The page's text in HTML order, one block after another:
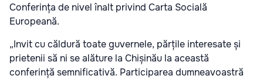
Conferința de nivel înalt privind Carta Socială
Europeană.
„Invit cu căldură toate guvernele, părțile interesate și
prietenii să ni se alăture la Chișinău la această
conferință semnificativă. Participarea dumneavoastră